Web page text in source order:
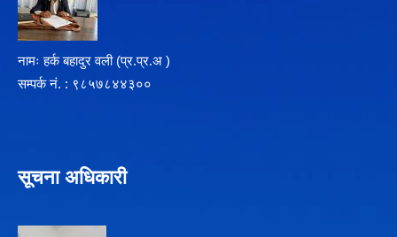
नामः हर्क बहादुर वली (प्र‍.प्र.अ )
सम्पर्क न‌ं. : ९८५७८४४३००
सूचना अधिकारी